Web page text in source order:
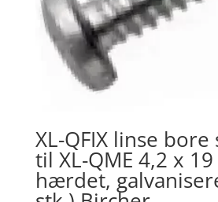
XL-QFIX linse bore
til XL-QME 4,2 x
hærdet,